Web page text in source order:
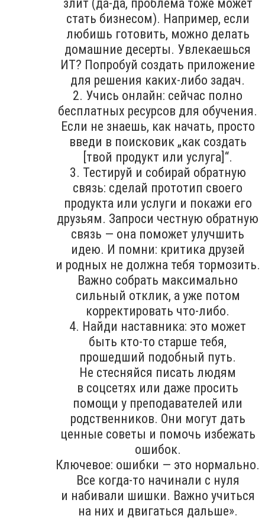
злит (да-да, проблема тоже может
стать бизнесом). Например, если
любишь готовить, можно делать
домашние десерты. Увлекаешься
ИТ? Попробуй создать приложение
для решения каких-либо задач.
2. Учись онлайн: сейчас полно
бесплатных ресурсов для обучения.
Если не знаешь, как начать, просто
введи в поисковик „как создать
[твой продукт или услуга]“.
3. Тестируй и собирай обратную
связь: сделай прототип своего
продукта или услуги и покажи его
друзьям. Запроси честную обратную
связь — она поможет улучшить
идею. И помни: критика друзей
и родных не должна тебя тормозить.
Важно собрать максимально
сильный отклик, а уже потом
корректировать что-либо.
4. Найди наставника: это может
быть кто-то старше тебя,
прошедший подобный путь.
Не стесняйся писать людям
в соцсетях или даже просить
помощи у преподавателей или
родственников. Они могут дать
ценные советы и помочь избежать
ошибок.
Ключевое: ошибки — это нормально.
Все когда-то начинали с нуля
и набивали шишки. Важно учиться
на них и двигаться дальше».